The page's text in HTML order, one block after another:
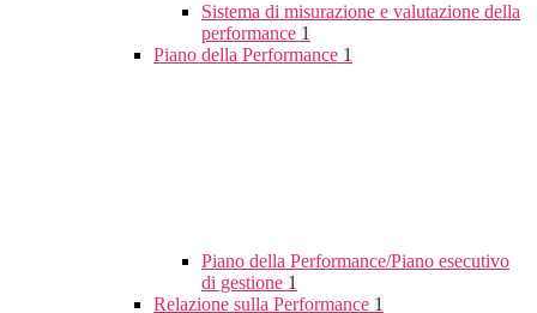
Sistema di misurazione e valutazione della
performance 1
Piano della Performance 1
Piano della Performance/Piano esecutivo
di gestione 1
Relazione sulla Performance 1